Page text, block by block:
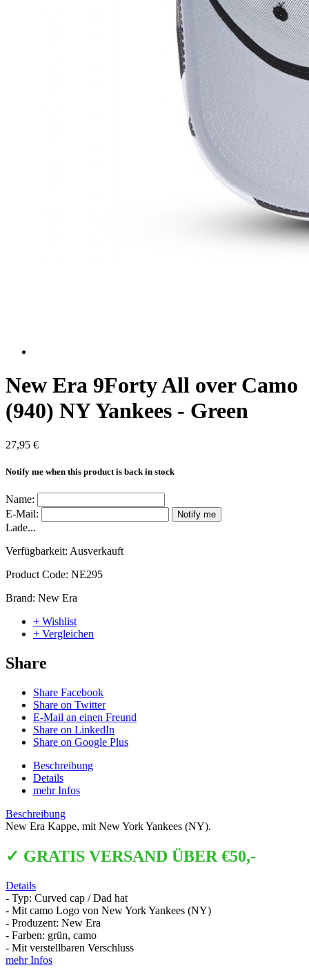
New Era 9Forty All over Camo
(940) NY Yankees - Green
27,95 €
Notify me when this product is back in stock
Name:
E-Mail:
Notify me
Lade...
Verfügbarkeit: Ausverkauft
Product Code: NE295
Brand: New Era
+ Wishlist
+ Vergleichen
Share
Share Facebook
Share on Twitter
E-Mail an einen Freund
Share on LinkedIn
Share on Google Plus
Beschreibung
Details
mehr Infos
Beschreibung
New Era Kappe, mit New York Yankees (NY).
✓ GRATIS VERSAND ÜBER €50,-
Details
- Typ: Curved cap / Dad hat
- Mit camo Logo von New York Yankees (NY)
- Produzent: New Era
- Farben: grün, camo
- Mit verstellbaren Verschluss
mehr Infos